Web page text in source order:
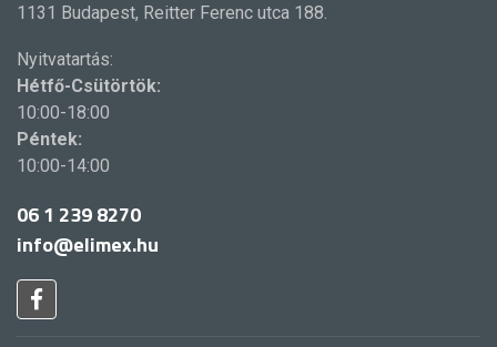
1131 Budapest, Reitter Ferenc utca 188.
Nyitvatartás:
Hétfő-Csütörtök:
10:00-18:00
Péntek:
10:00-14:00
06 1 239 8270
info@elimex.hu